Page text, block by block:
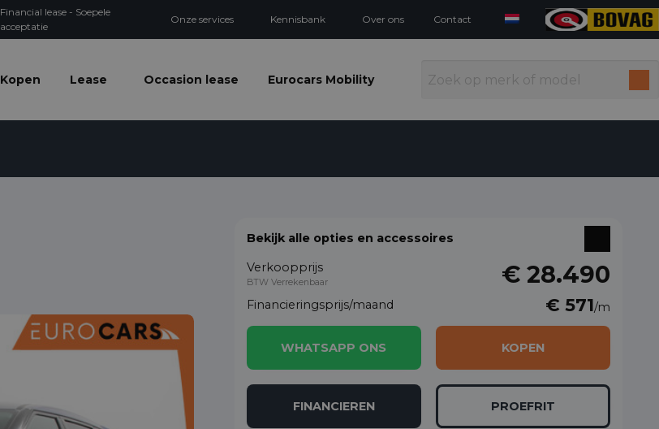
Financial lease - Soepele
acceptatie
Onze services Kennisbank Over ons Contact
Kopen Lease Occasion lease Eurocars Mobility
Bekijk alle opties en accessoires
Verkoopprijs
BTW Verrekenbaar € 28.490
Financieringsprijs/maand € 571/m
WHATSAPP ONS KOPEN
FINANCIEREN PROEFRIT